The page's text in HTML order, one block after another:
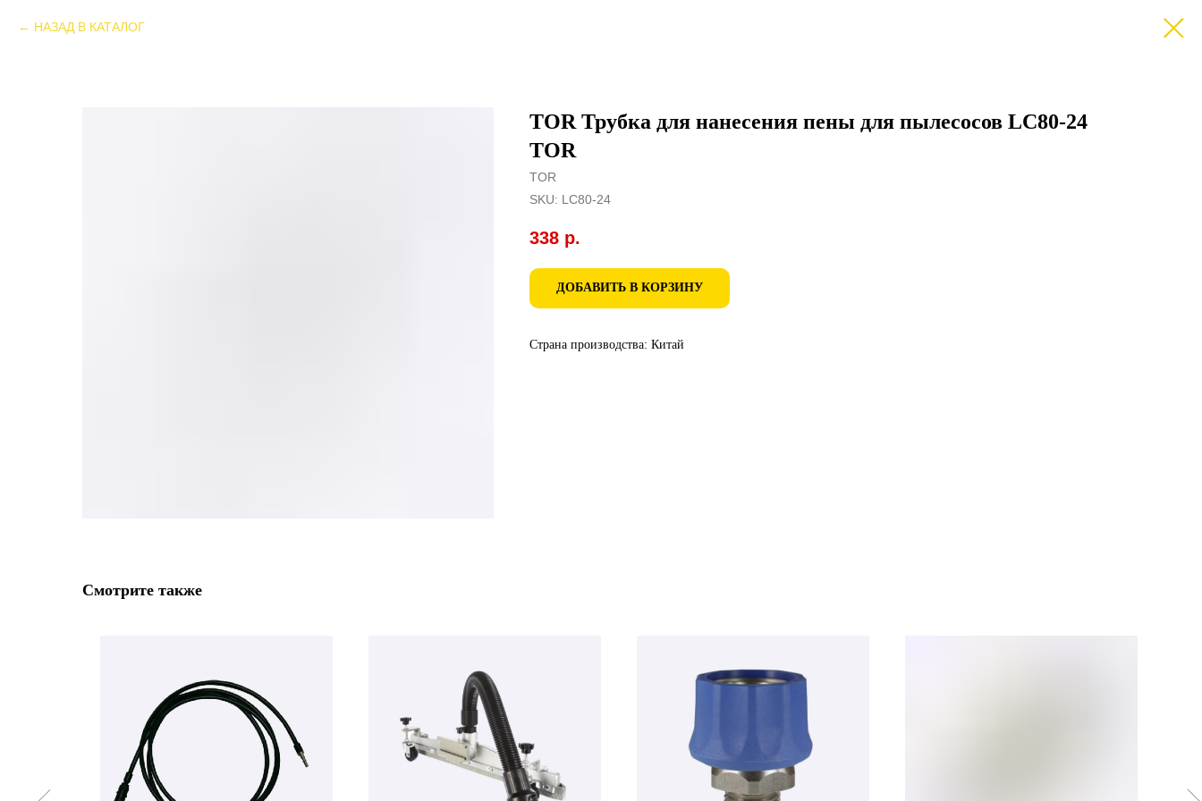
НАЗАД В КАТАЛОГ
TOR Трубка для нанесения пены для пылесосов LC80-24
TOR
TOR
SKU: LC80-24
338 р.
ДОБАВИТЬ В КОРЗИНУ
Страна производства: Китай
Смотрите также